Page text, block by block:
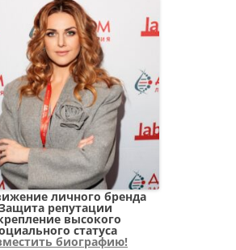
личного бренда
репутации
высокого
статуса
биографию!